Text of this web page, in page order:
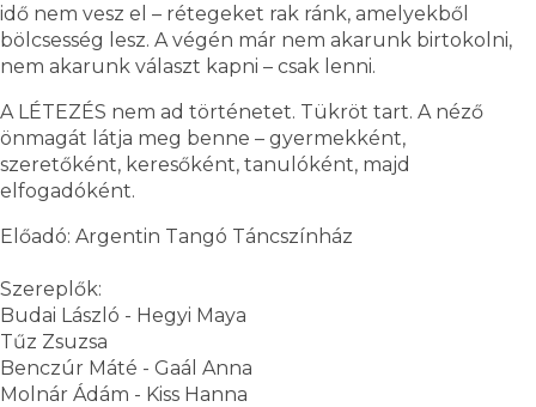
idő nem vesz el – rétegeket rak ránk, amelyekből
bölcsesség lesz. A végén már nem akarunk birtokolni,
nem akarunk választ kapni – csak lenni.
A LÉTEZÉS nem ad történetet. Tükröt tart. A néző
önmagát látja meg benne – gyermekként,
szeretőként, keresőként, tanulóként, majd
elfogadóként.
Előadó: Argentin Tangó Táncszínház
Szereplők:
Budai László - Hegyi Maya
Tűz Zsuzsa
Benczúr Máté - Gaál Anna
Molnár Ádám - Kiss Hanna